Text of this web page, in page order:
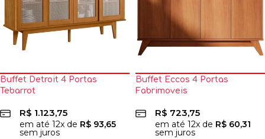
Buffet Detroit 4 Portas
Tebarrot
R$ 1.123,75
em até 12x de R$ 93,65
sem juros
Buffet Eccos 4 Portas
Fabrimoveis
R$ 723,75
em até 12x de R$ 60,31
sem juros